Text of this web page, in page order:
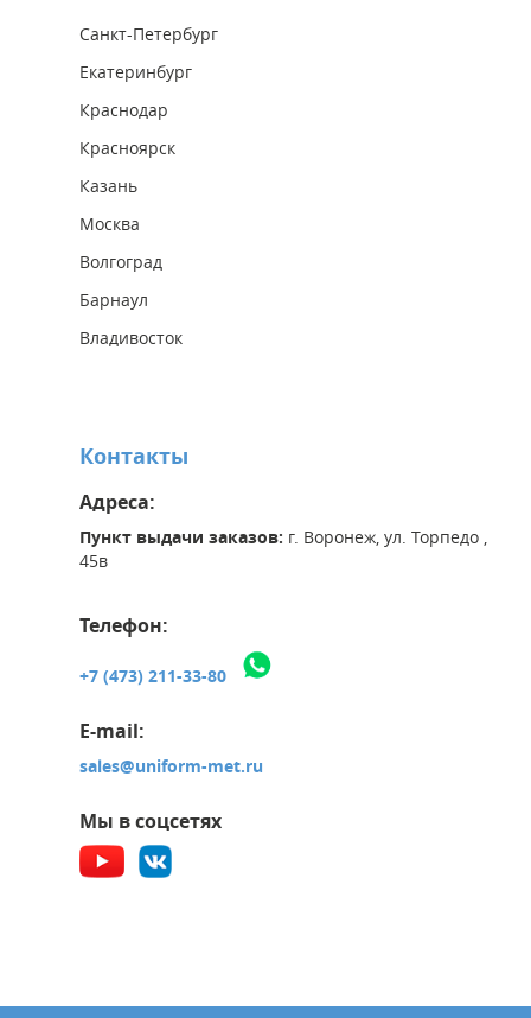
Санкт-Петербург
Екатеринбург
Краснодар
Красноярск
Казань
Москва
Волгоград
Барнаул
Владивосток
Контакты
Адреса:
Пункт выдачи заказов: г. Воронеж, ул. Торпедо ,
45в
Телефон:
+7 (473) 211-33-80
E-mail:
sales@uniform-met.ru
Мы в соцсетях